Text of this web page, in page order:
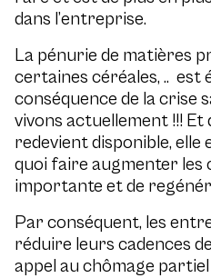
dans l’entreprise.
La pénurie de matières
certaines céréales, .. est
conséquence de la crise
vivons actuellement !!! Et
redevient disponible, elle
quoi faire augmenter les
importante et de
Par conséquent, les
réduire leurs cadences
appel au chômage partiel